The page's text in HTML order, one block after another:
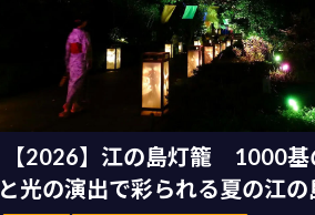
【2026】江の島灯籠 1000基
と光の演出で彩られる夏の江の